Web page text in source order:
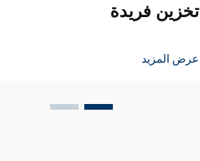
تخزين فريدة
عرض المزيد